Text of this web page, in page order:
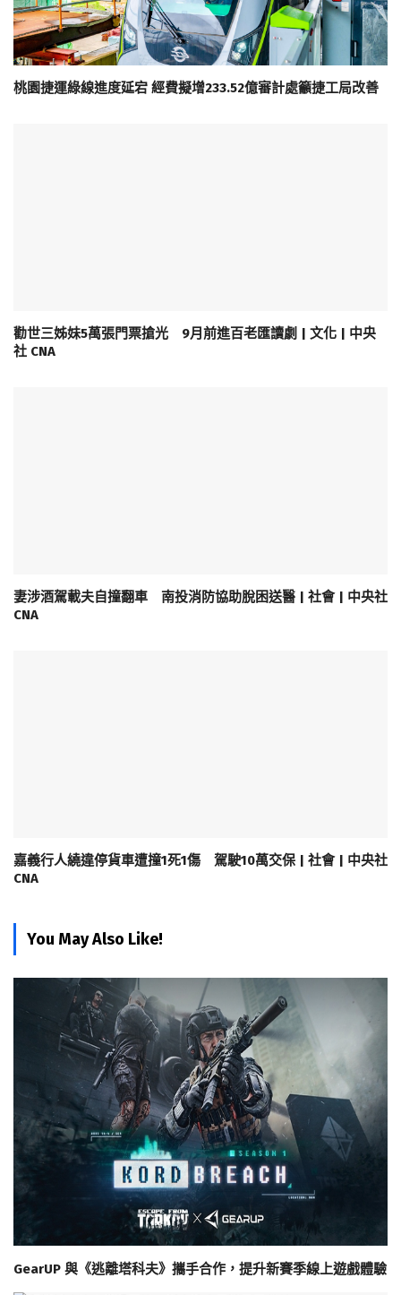
桃園捷運綠線進度延宕 經費擬增233.52億審計處籲捷工局改善
勸世三姊妹5萬張門票搶光 9月前進百老匯讀劇 | 文化 | 中央
社 CNA
妻涉酒駕載夫自撞翻車 南投消防協助脫困送醫 | 社會 | 中央社
CNA
嘉義行人繞違停貨車遭撞1死1傷 駕駛10萬交保 | 社會 | 中央社
CNA
You May Also Like!
GearUP 與《逃離塔科夫》攜手合作，提升新賽季線上遊戲體驗